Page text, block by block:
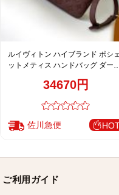
ルイヴィトン ハイブランド ポシ
ットメティス ハンドバッグ ダー
34670円
佐川急便
ご利用ガイド